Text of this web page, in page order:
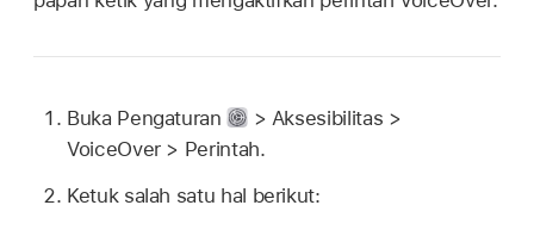
Buka Pengaturan
> Aksesibilitas >
VoiceOver > Perintah.
Ketuk salah satu hal berikut: